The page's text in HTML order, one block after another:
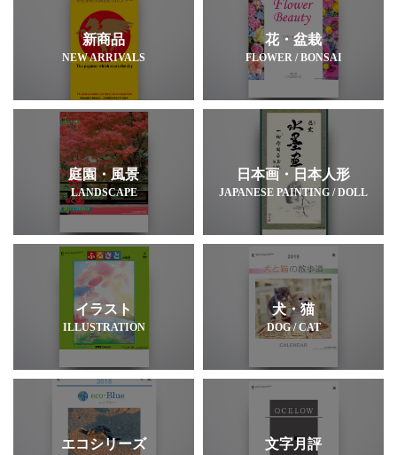
新商品
NEW ARRIVALS
花・盆栽
FLOWER / BONSAI
庭園・風景
LANDSCAPE
日本画・日本人形
JAPANESE PAINTING / DOLL
イラスト
ILLUSTRATION
犬・猫
DOG / CAT
エコシリーズ 文字月評